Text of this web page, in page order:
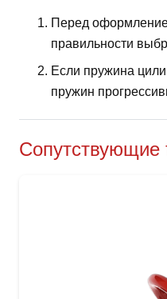
Перед
правильности
Если пружина
пружин
Сопутствующие